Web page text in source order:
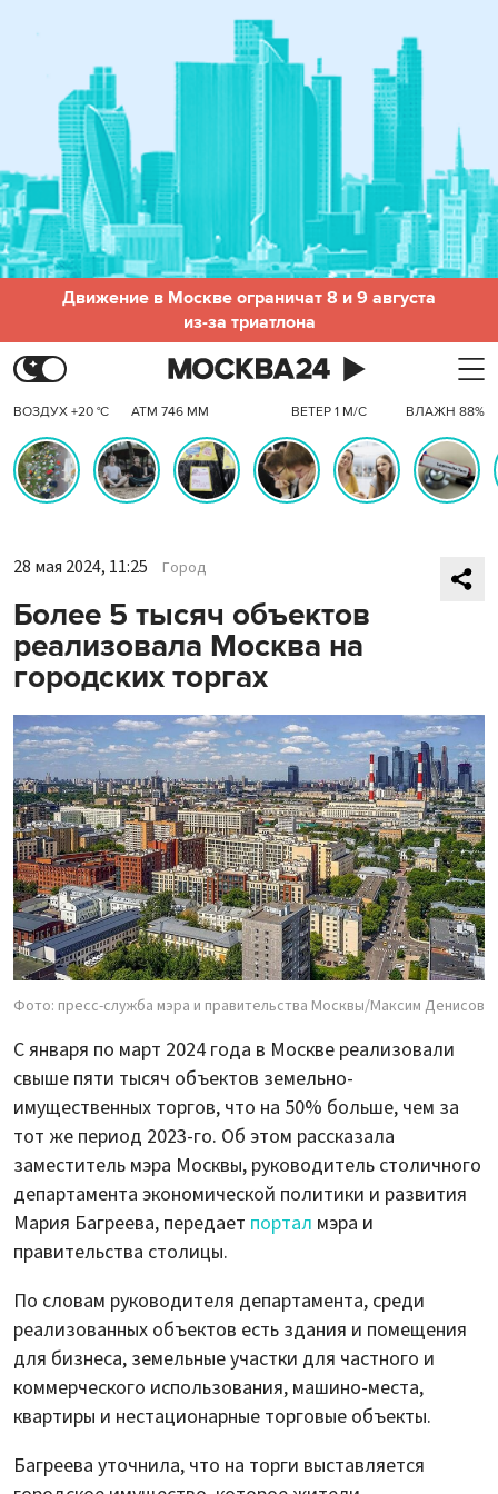
Движение в Москве ограничат 8 и 9 августа
из-за триатлона
ВОЗДУХ +20 °C АТМ 746 ММ ВЕТЕР 1 М/С ВЛАЖН 88%
28 мая 2024, 11:25 Город
Более 5 тысяч объектов
реализовала Москва на
городских торгах
Фото: пресс-служба мэра и правительства Москвы/Максим Денисов
С января по март 2024 года в Москве реализовали
свыше пяти тысяч объектов земельно-
имущественных торгов, что на 50% больше, чем за
тот же период 2023-го. Об этом рассказала
заместитель мэра Москвы, руководитель столичного
департамента экономической политики и развития
Мария Багреева, передает портал мэра и
правительства столицы.
По словам руководителя департамента, среди
реализованных объектов есть здания и помещения
для бизнеса, земельные участки для частного и
коммерческого использования, машино-места,
квартиры и нестационарные торговые объекты.
Багреева уточнила, что на торги выставляется